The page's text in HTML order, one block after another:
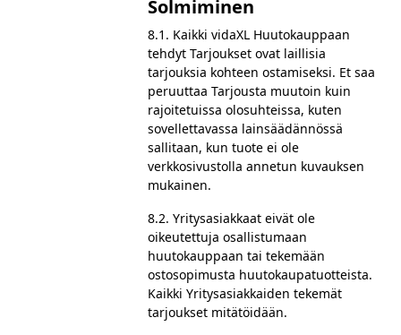
Solmiminen
8.1. Kaikki vidaXL Huutokauppaan
tehdyt Tarjoukset ovat laillisia
tarjouksia kohteen ostamiseksi. Et saa
peruuttaa Tarjousta muutoin kuin
rajoitetuissa olosuhteissa, kuten
sovellettavassa lainsäädännössä
sallitaan, kun tuote ei ole
verkkosivustolla annetun kuvauksen
mukainen.
8.2. Yritysasiakkaat eivät ole
oikeutettuja osallistumaan
huutokauppaan tai tekemään
ostosopimusta huutokaupatuotteista.
Kaikki Yritysasiakkaiden tekemät
tarjoukset mitätöidään.